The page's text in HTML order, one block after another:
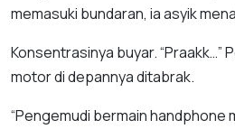
memasuki bundaran, ia asyik
Konsentrasinya buyar. “Praakk…”
motor di depannya ditabrak.
“Pengemudi bermain handphone